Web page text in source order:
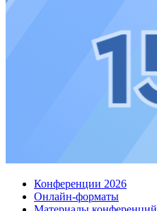
Конференции 2026
Онлайн-форматы